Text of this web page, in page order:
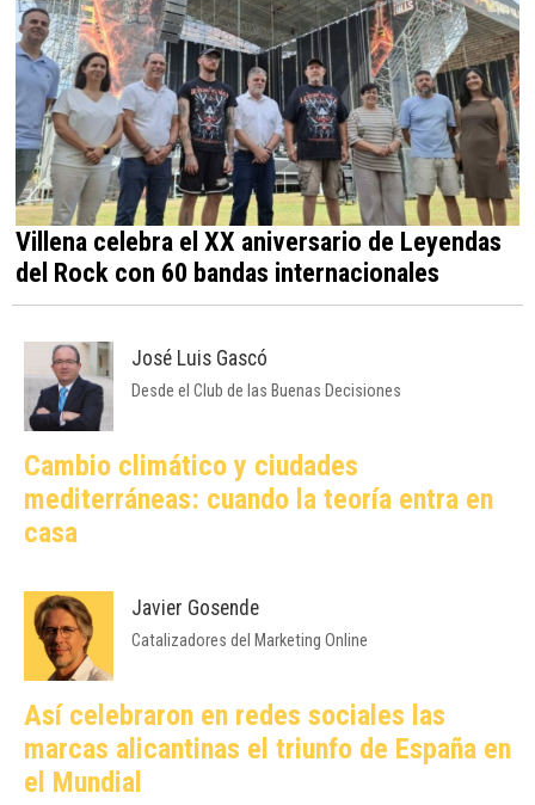
Villena celebra el XX aniversario de Leyendas
del Rock con 60 bandas internacionales
José Luis Gascó
Desde el Club de las Buenas Decisiones
Cambio climático y ciudades
mediterráneas: cuando la teoría entra en
casa
Javier Gosende
Catalizadores del Marketing Online
Así celebraron en redes sociales las
marcas alicantinas el triunfo de España en
el Mundial